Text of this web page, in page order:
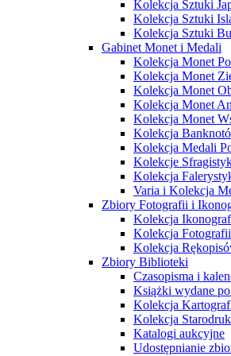
Kolekcja Sztuki
Kolekcja Sztuki
Kolekcja Sztuki
Gabinet Monet i Medali
Kolekcja Monet
Kolekcja Monet
Kolekcja Monet
Kolekcja Monet
Kolekcja Monet
Kolekcja
Kolekcja Medali
Kolekcje
Kolekcja
Varia i Kolekcja
Zbiory Fotografii i
Kolekcja
Kolekcja Fotografii
Kolekcja
Zbiory Biblioteki
Czasopisma i
Książki wydane
Kolekcja
Kolekcja
Katalogi aukcyjne
Udostępnianie